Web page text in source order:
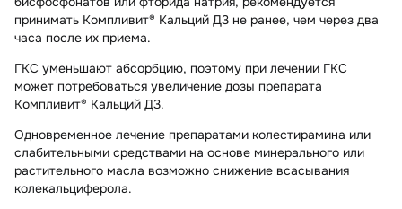
принимать Компливит® Кальций Д3 не ранее, чем через два
часа после их приема.
ГКС уменьшают абсорбцию, поэтому при лечении ГКС
может потребоваться увеличение дозы препарата
Компливит® Кальций Д3.
Одновременное лечение препаратами колестирамина или
слабительными средствами на основе минерального или
растительного масла возможно снижение всасывания
колекальциферола.